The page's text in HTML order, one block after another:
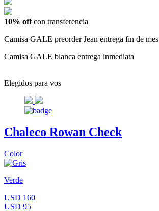
10% offcon transferencia
Camisa GALE preorder Jean entrega fin de mes
Camisa GALE blanca entrega inmediata
Elegidos para vos
Chaleco Rowan Check
Color
Verde
USD 160
USD 95